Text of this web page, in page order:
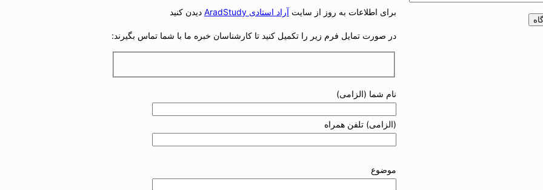
برای اطلاعات به روز از سایت آراد استادی AradStudy دیدن کنید
در صورت تمایل فرم زیر را تکمیل کنید تا کارشناسان خبره ما با شما تماس بگیرند:
نام شما (الزامی)
(الزامی) تلفن همراه
موضوع